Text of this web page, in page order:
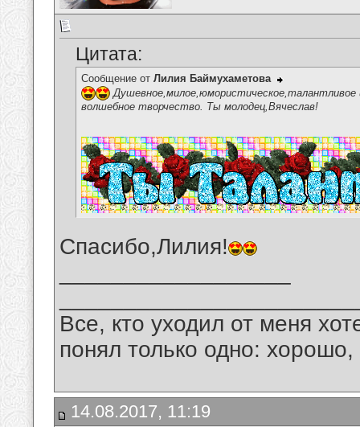
Цитата:
Сообщение от Лилия Баймухаметова
Душевное,милое,юмористическое,талантливое
волшебное творчество. Ты молодец,Вячеслав!
Спасибо,Лилия!
Все, кто уходил от меня
понял только одно:
14.08.2017, 11:19